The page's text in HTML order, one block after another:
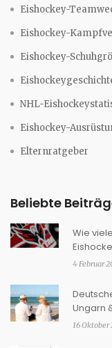
Eishockey-
Eishockey-
Eishockey-
NHL-
Eishockey-
Elternratgeber
Beliebte
Wie
4 Februar
Ungarn
16 Oktober